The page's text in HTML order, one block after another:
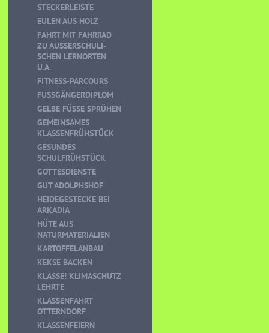
STECKERLEISTE
EULEN AUS HOLZ
FAHRT MIT FAHRRAD
ZU AUSSERSCHULI-S
CHEN LERNORTEN U
.A.
FITNESS-PARCOURS
FUSSGÄNGERDIPLOM
GELBE FÜSSE SPRÜHEN
GEMEINSAMES
KLASSENFRÜHSTÜCK
GESUNDES
SCHULFRÜHSTÜCK
GOTTESDIENSTE
GUT ADOLPHSHOF
HEIDEGESTECKE BEI
ARKADIA
HÜTE AUS
NATURMATERIALIEN
KARTOFFELANBAU
KEKSE BACKEN
KLASSE! KLIMASCHUTZ
LEHRTE
KLASSENFAHRT
OTTERNDORF
KLASSENFEIERN